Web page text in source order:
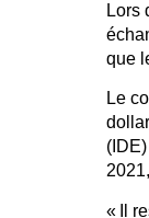
Lors
que
Le
« Il